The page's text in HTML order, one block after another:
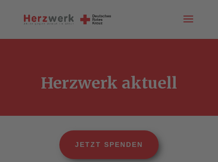
Herzwerk aktuell
JETZT SPENDEN